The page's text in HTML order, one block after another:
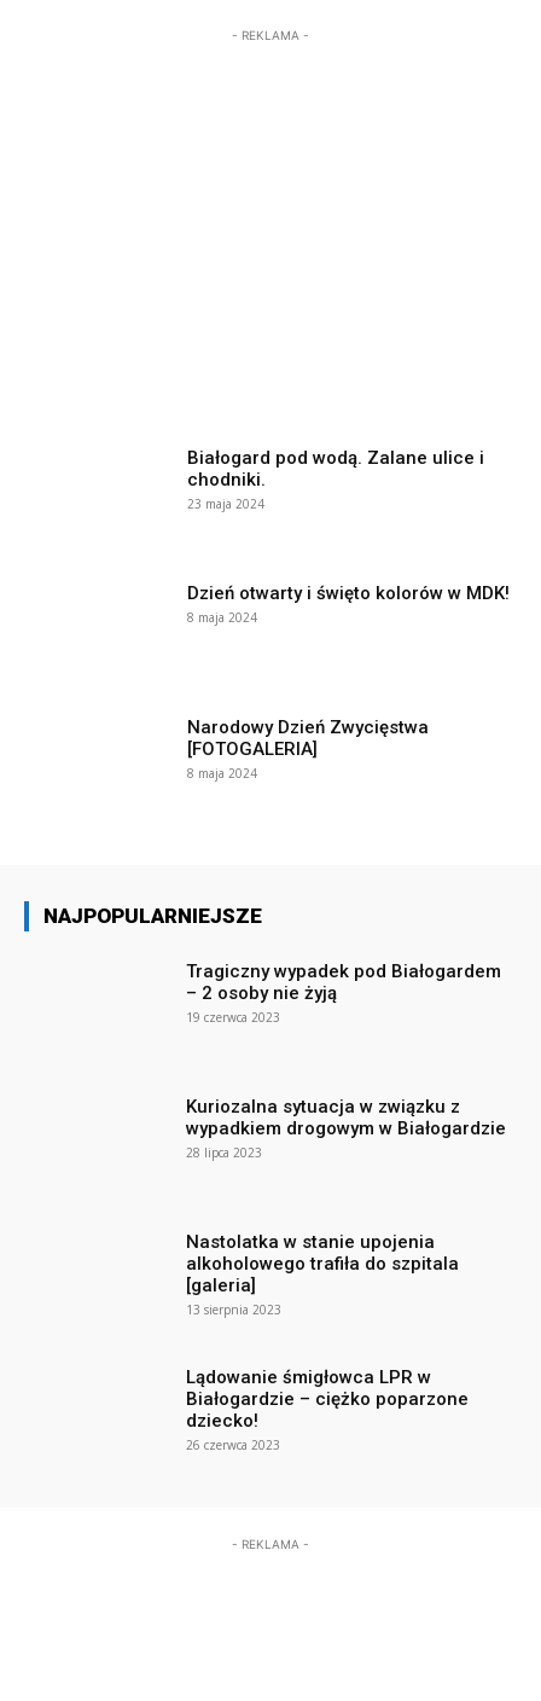
- REKLAMA -
Białogard pod wodą. Zalane ulice i
chodniki.
23 maja 2024
Dzień otwarty i święto kolorów w MDK!
8 maja 2024
Narodowy Dzień Zwycięstwa
[FOTOGALERIA]
8 maja 2024
NAJPOPULARNIEJSZE
Tragiczny wypadek pod Białogardem
– 2 osoby nie żyją
19 czerwca 2023
Kuriozalna sytuacja w związku z
wypadkiem drogowym w Białogardzie
28 lipca 2023
Nastolatka w stanie upojenia
alkoholowego trafiła do szpitala
[galeria]
13 sierpnia 2023
Lądowanie śmigłowca LPR w
Białogardzie – ciężko poparzone
dziecko!
26 czerwca 2023
- REKLAMA -